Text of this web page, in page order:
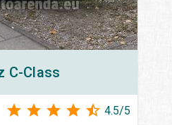
C-Class
4.5/5